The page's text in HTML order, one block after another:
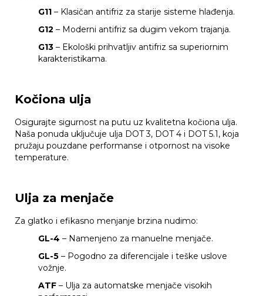
G11 – Klasičan antifriz za starije sisteme hlađenja.
G12 – Moderni antifriz sa dugim vekom trajanja.
G13 – Ekološki prihvatljiv antifriz sa superiornim
karakteristikama.
Kočiona ulja
Osigurajte sigurnost na putu uz kvalitetna kočiona ulja.
Naša ponuda uključuje ulja DOT 3, DOT 4 i DOT 5.1, koja
pružaju pouzdane performanse i otpornost na visoke
temperature.
Ulja za menjače
Za glatko i efikasno menjanje brzina nudimo:
GL-4 – Namenjeno za manuelne menjače.
GL-5 – Pogodno za diferencijale i teške uslove
vožnje.
ATF – Ulja za automatske menjače visokih